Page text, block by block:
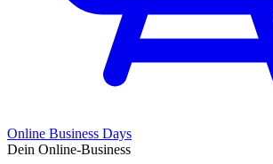
Online Business Days
Dein Online-Business